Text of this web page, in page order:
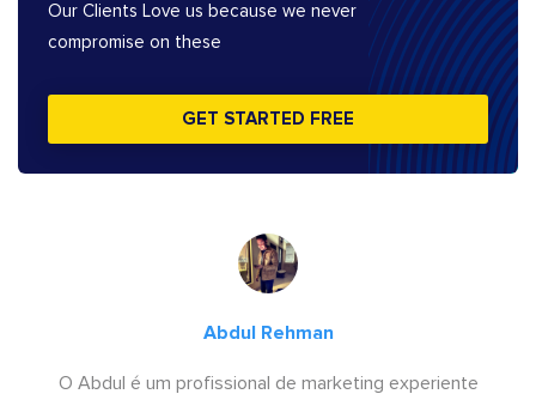
Our Clients Love us because we never
compromise on these
GET STARTED FREE
Abdul Rehman
O Abdul é um profissional de marketing experiente